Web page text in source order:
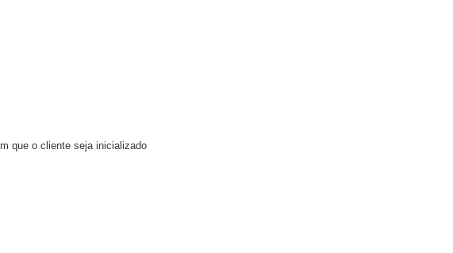
que o cliente seja inicializado